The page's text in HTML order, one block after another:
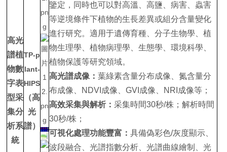
高光
譜植
物數
字表
型采
集分
析系
統
TP-p
lant-
HIPS
（高
光
譜）
鑒定，同時也可以對高溫、高鹽、病害、蟲害
等逆境條件下植物的生長差異或組分含量變化
進行研究。適用于遺傳育種、分子生物學、植
物生理學、植物病理學、生態學、環境科學、
植物保護等研究領域。
高光譜成像：葉綠素含量分布成像、氮含量分
布成像、NDVI成像、GVI成像、NRI成像等；
高效采集與解析：采集時間30秒/株；解析時間
30秒/株；
可視化處理功能豐富：具備偽彩色/灰度顯示、
波段融合、光譜指數分析、光譜曲線繪制、光